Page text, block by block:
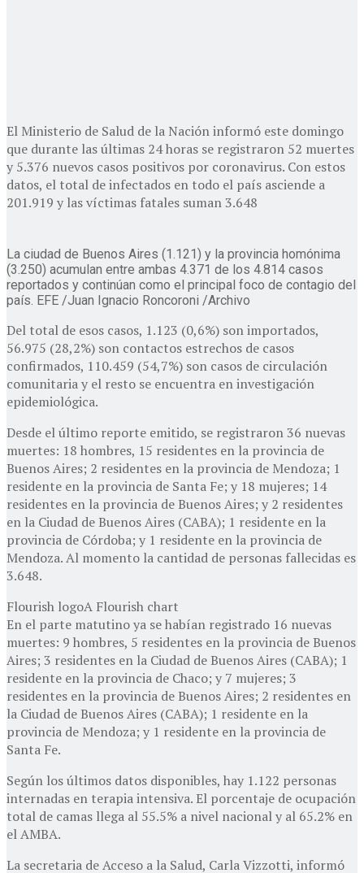
El Ministerio de Salud de la Nación informó este domingo
que durante las últimas 24 horas se registraron 52 muertes
y 5.376 nuevos casos positivos por coronavirus. Con estos
datos, el total de infectados en todo el país asciende a
201.919 y las víctimas fatales suman 3.648
La ciudad de Buenos Aires (1.121) y la provincia homónima
(3.250) acumulan entre ambas 4.371 de los 4.814 casos
reportados y continúan como el principal foco de contagio del
país. EFE /Juan Ignacio Roncoroni /Archivo
Del total de esos casos, 1.123 (0,6%) son importados,
56.975 (28,2%) son contactos estrechos de casos
confirmados, 110.459 (54,7%) son casos de circulación
comunitaria y el resto se encuentra en investigación
epidemiológica.
Desde el último reporte emitido, se registraron 36 nuevas
muertes: 18 hombres, 15 residentes en la provincia de
Buenos Aires; 2 residentes en la provincia de Mendoza; 1
residente en la provincia de Santa Fe; y 18 mujeres; 14
residentes en la provincia de Buenos Aires; y 2 residentes
en la Ciudad de Buenos Aires (CABA); 1 residente en la
provincia de Córdoba; y 1 residente en la provincia de
Mendoza. Al momento la cantidad de personas fallecidas es
3.648.
Flourish logoA Flourish chart
En el parte matutino ya se habían registrado 16 nuevas
muertes: 9 hombres, 5 residentes en la provincia de Buenos
Aires; 3 residentes en la Ciudad de Buenos Aires (CABA); 1
residente en la provincia de Chaco; y 7 mujeres; 3
residentes en la provincia de Buenos Aires; 2 residentes en
la Ciudad de Buenos Aires (CABA); 1 residente en la
provincia de Mendoza; y 1 residente en la provincia de
Santa Fe.
Según los últimos datos disponibles, hay 1.122 personas
internadas en terapia intensiva. El porcentaje de ocupación
total de camas llega al 55.5% a nivel nacional y al 65.2% en
el AMBA.
La secretaria de Acceso a la Salud, Carla Vizzotti, informó